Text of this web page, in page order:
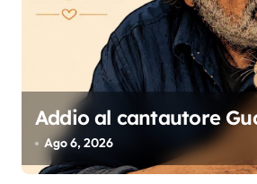
c
Addio al cantautore
Ago 6, 2026